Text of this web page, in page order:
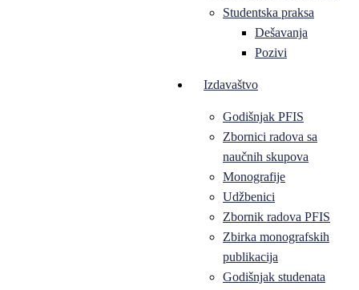
Studentska praksa
Dešavanja
Pozivi
Izdavaštvo
Godišnjak PFIS
Zbornici radova sa
naučnih skupova
Monografije
Udžbenici
Zbornik radova PFIS
Zbirka monografskih
publikacija
Godišnjak studenata